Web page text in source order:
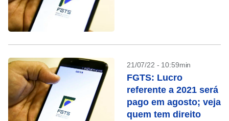
21/07/22 - 10:59min
FGTS: Lucro
referente a 2021 será
pago em agosto; veja
quem tem direito